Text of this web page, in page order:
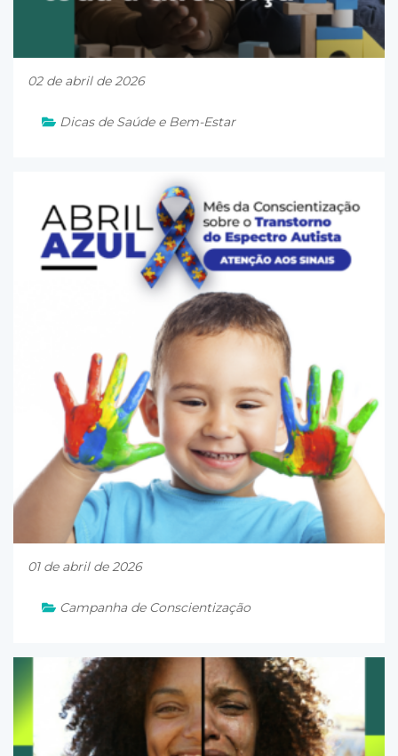
02 de abril de 2026
Dicas de Saúde e Bem-Estar
01 de abril de 2026
Campanha de Conscientização